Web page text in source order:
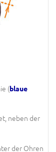
(blaue
neben der
der Ohren